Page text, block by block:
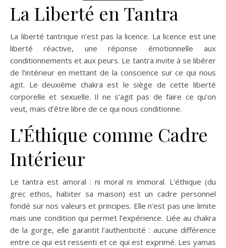
La Liberté en Tantra
La liberté tantrique n’est pas la licence. La licence est une
liberté réactive, une réponse émotionnelle aux
conditionnements et aux peurs. Le tantra invite à se libérer
de l’intérieur en mettant de la conscience sur ce qui nous
agit. Le deuxième chakra est le siège de cette liberté
corporelle et sexuelle. Il ne s’agit pas de faire ce qu’on
veut, mais d’être libre de ce qui nous conditionne.
L’Éthique comme Cadre
Intérieur
Le tantra est amoral : ni moral ni immoral. L’éthique (du
grec ethos, habiter sa maison) est un cadre personnel
fondé sur nos valeurs et principes. Elle n’est pas une limite
mais une condition qui permet l’expérience. Liée au chakra
de la gorge, elle garantit l’authenticité : aucune différence
entre ce qui est ressenti et ce qui est exprimé. Les yamas